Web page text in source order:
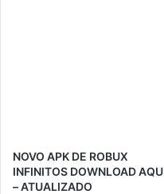
NOVO APK DE ROBUX
INFINITOS DOWNLOAD
– ATUALIZADO